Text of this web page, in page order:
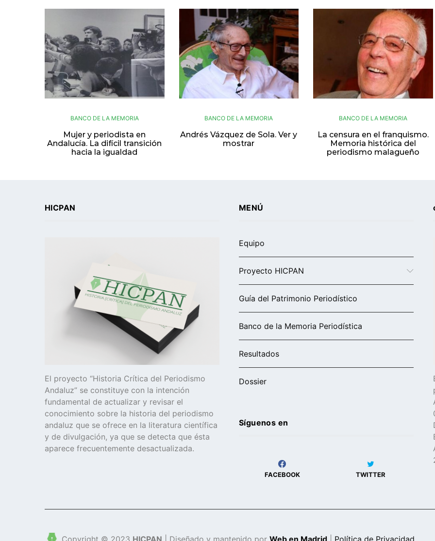
BANCO DE LA MEMORIA
Mujer y periodista en
Andalucía. La difícil transición
hacia la igualdad
BANCO DE LA MEMORIA
Andrés Vázquez de Sola. Ver y
mostrar
BANCO DE LA MEMORIA
La censura en el franquismo.
Memoria histórica del
periodismo malagueño
HICPAN
El proyecto “Historia Crítica del Periodismo
Andaluz” se constituye con la intención
fundamental de actualizar y revisar el
conocimiento sobre la historia del periodismo
andaluz que se ofrece en la literatura científica
y de divulgación, ya que se detecta que ésta
aparece frecuentemente desactualizada.
MENÚ
Equipo
Proyecto HICPAN
Guía del Patrimonio Periodístico
Banco de la Memoria Periodística
Resultados
Dossier
Síguenos en
FACEBOOK TWITTER